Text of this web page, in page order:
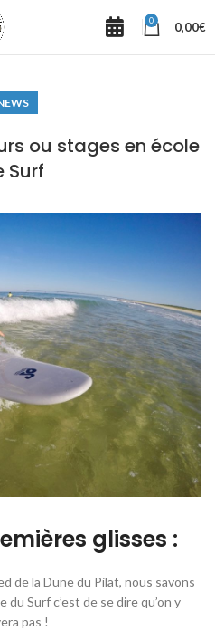
0 0,00€
ou stages en école
Surf
glisses :
de la Dune du Pilat, nous savons
du Surf c’est de se dire qu’on y
pas !